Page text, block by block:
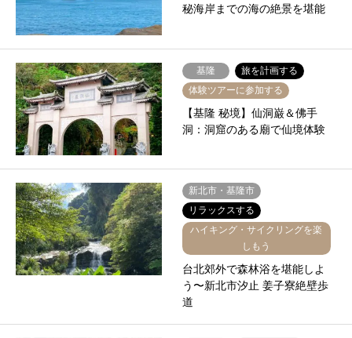
秘海岸までの海の絶景を堪能
基隆
旅を計画する
体験ツアーに参加する
【基隆 秘境】仙洞巌＆佛手
洞：洞窟のある廟で仙境体験
新北市・基隆市
リラックスする
ハイキング・サイクリングを楽
しもう
台北郊外で森林浴を堪能しよ
う〜新北市汐止 姜子寮絶壁歩
道